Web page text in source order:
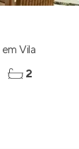
em Vila
2